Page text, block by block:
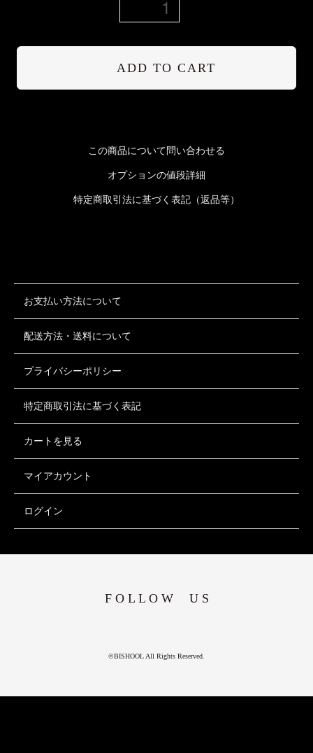
ADD TO CART
この商品について問い合わせる
オプションの値段詳細
特定商取引法に基づく表記（返品等）
お支払い方法について
配送方法・送料について
プライバシーポリシー
特定商取引法に基づく表記
カートを見る
マイアカウント
ログイン
F O L L O W U S
©BISHOOL All Rights Reserved.